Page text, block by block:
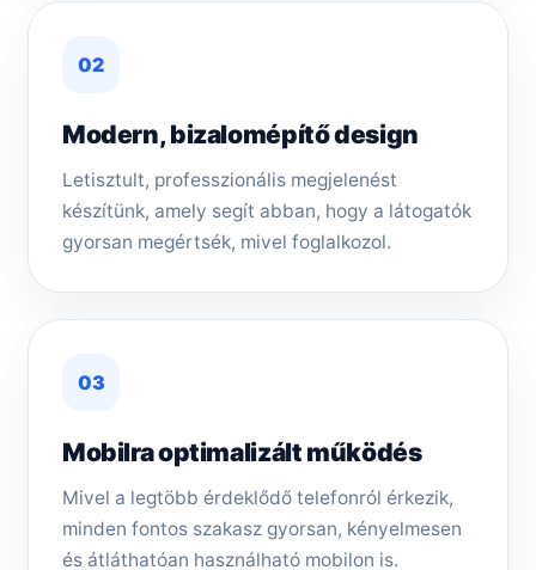
02
Modern, bizalomépítő design
Letisztult, professzionális megjelenést
készítünk, amely segít abban, hogy a látogatók
gyorsan megértsék, mivel foglalkozol.
03
Mobilra optimalizált működés
Mivel a legtöbb érdeklődő telefonról érkezik,
minden fontos szakasz gyorsan, kényelmesen
és átláthatóan használható mobilon is.